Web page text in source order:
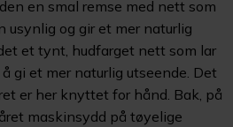
en smal remse med nett som
usynlig og gir et mer naturlig
et tynt, hudfarget nett som lar
gi et mer naturlig utseende. Det
er her knyttet for hånd. Bak, på
maskinsydd på tøyelige